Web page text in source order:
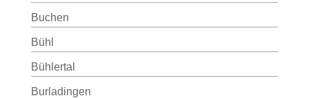
Buchen
Bühl
Bühlertal
Burladingen